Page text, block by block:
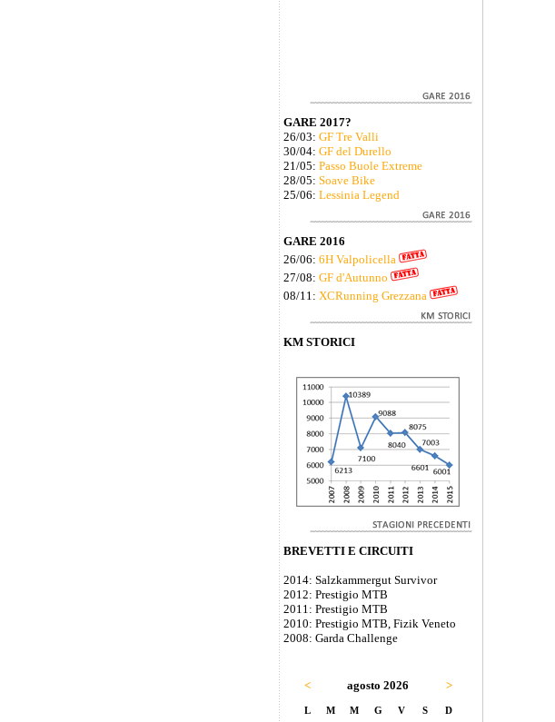
GARE 2017?
26/03: GF Tre Valli
30/04: GF del Durello
21/05: Passo Buole Extreme
28/05: Soave Bike
25/06: Lessinia Legend
GARE 2016
26/06: 6H Valpolicella
27/08: GF d'Autunno
08/11: XCRunning Grezzana
KM STORICI
BREVETTI E CIRCUITI
2014: Salzkammergut Survivor
2012: Prestigio MTB
2011: Prestigio MTB
2010: Prestigio MTB, Fizik Veneto
2008: Garda Challenge
< agosto 2026 >
L M M G V S D